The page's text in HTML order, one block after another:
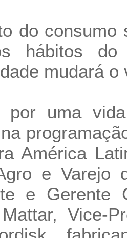
do consumo
hábitos do
mudará o
por uma
América
e Varejo
e Gerente
Vice-